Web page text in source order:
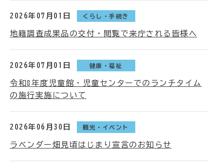
2026年07月01日 くらし・手続き
地籍調査成果品の交付・閲覧で来庁される皆様へ
2026年07月01日 健康・福祉
令和8年度児童館・児童センターでのランチタイム
の施行実施について
2026年06月30日 観光・イベント
ラベンダー畑見頃はじまり宣言のお知らせ